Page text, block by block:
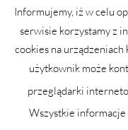
Informujemy, iż w celu
serwisie korzystamy z
cookies na
użytkownik może
przeglądarki
Wszystkie informacje